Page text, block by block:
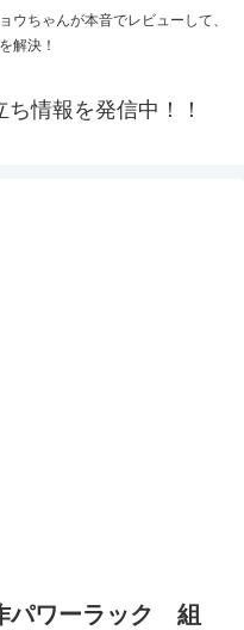
ウちゃんが本音でレビューして、
解決！
情報を発信中！！
パワーラック 組